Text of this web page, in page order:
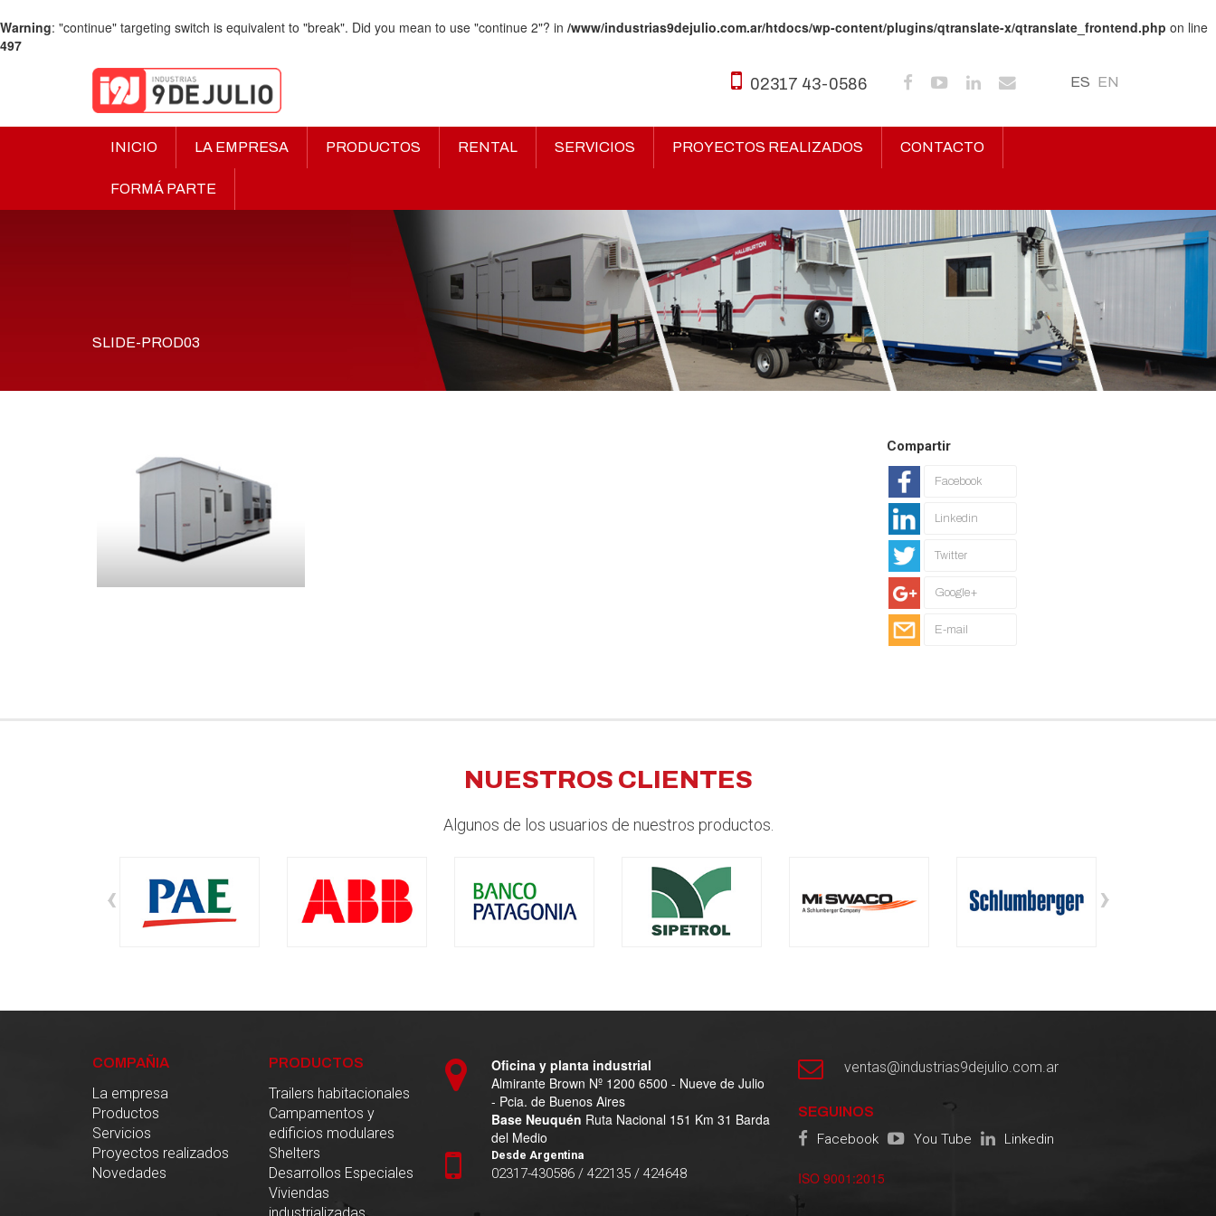
Warning: "continue" targeting switch is equivalent to "break". Did you mean to use "continue 2"? in /www/industrias9dejulio.com.ar/htdocs/wp-content/plugins/qtranslate-x/qtranslate_frontend.php on line
497
ES EN
02317 43-0586
INICIO LA EMPRESA PRODUCTOS RENTAL SERVICIOS PROYECTOS REALIZADOS CONTACTO
FORMÁ PARTE
SLIDE-PROD03
Compartir
Facebook
Linkedin
Twitter
Google+
E-mail
NUESTROS CLIENTES
Algunos de los usuarios de nuestros productos.
‹ ›
COMPAÑIA
La empresa
Productos
Servicios
Proyectos realizados
Novedades
PRODUCTOS
Trailers habitacionales
Campamentos y
edificios modulares
Shelters
Desarrollos Especiales
Viviendas
Oficina y planta industrial
Almirante Brown Nº 1200 6500 - Nueve de Julio
- Pcia. de Buenos Aires
Base Neuquén Ruta Nacional 151 Km 31 Barda
del Medio
Desde Argentina
02317-430586 / 422135 / 424648
ventas@industrias9dejulio.com.ar
SEGUINOS
Facebook You Tube Linkedin
ISO 9001:2015